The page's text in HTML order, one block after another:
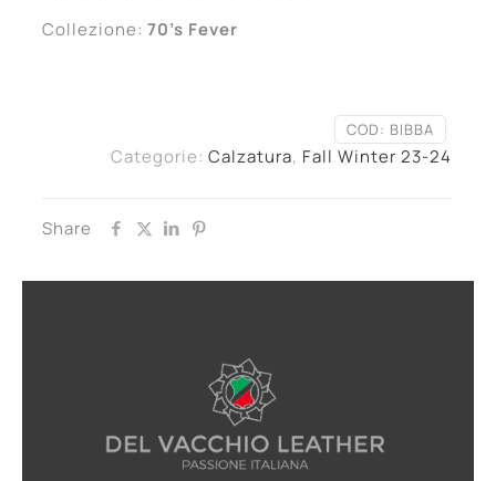
Collezione: 70’s Fever
COD: BIBBA
Categorie: Calzatura, Fall Winter 23-24
Share